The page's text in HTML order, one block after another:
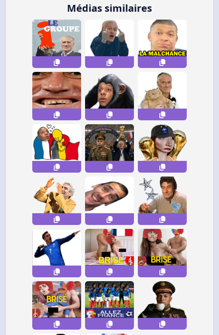
Médias similaires